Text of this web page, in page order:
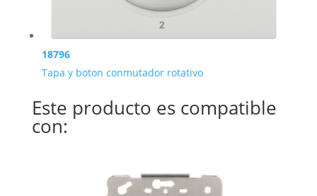
18796
Tapa y boton conmutador rotativo
Este producto es compatible
con: